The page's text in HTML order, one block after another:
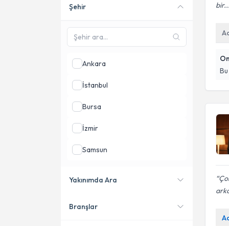
bir...
Online danışmanlık sunan
Şehir
Ankara
İstanbul
Bursa
İzmir
Samsun
Yakınımda Ara
Konumuma yakın uzmanları
Branşlar